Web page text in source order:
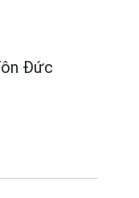
Đức